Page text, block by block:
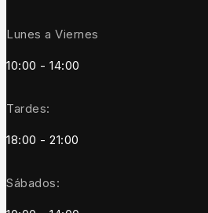
Lunes a Viernes
10:00 - 14:00
Tardes:
18:00 - 21:00
Sábados: